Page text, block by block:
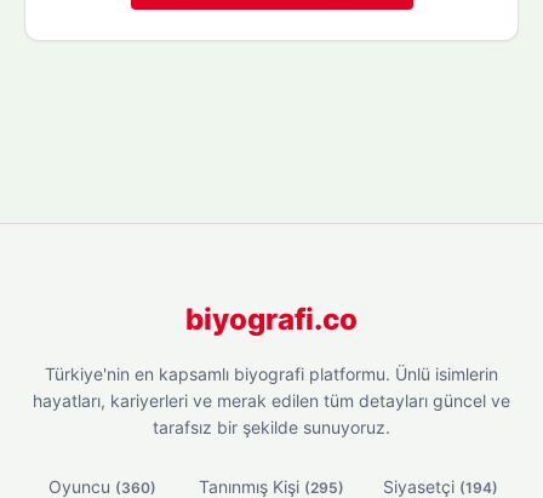
biyografi.co
Türkiye'nin en kapsamlı biyografi platformu. Ünlü isimlerin
hayatları, kariyerleri ve merak edilen tüm detayları güncel ve
tarafsız bir şekilde sunuyoruz.
Oyuncu (360) Tanınmış Kişi (295) Siyasetçi (194)